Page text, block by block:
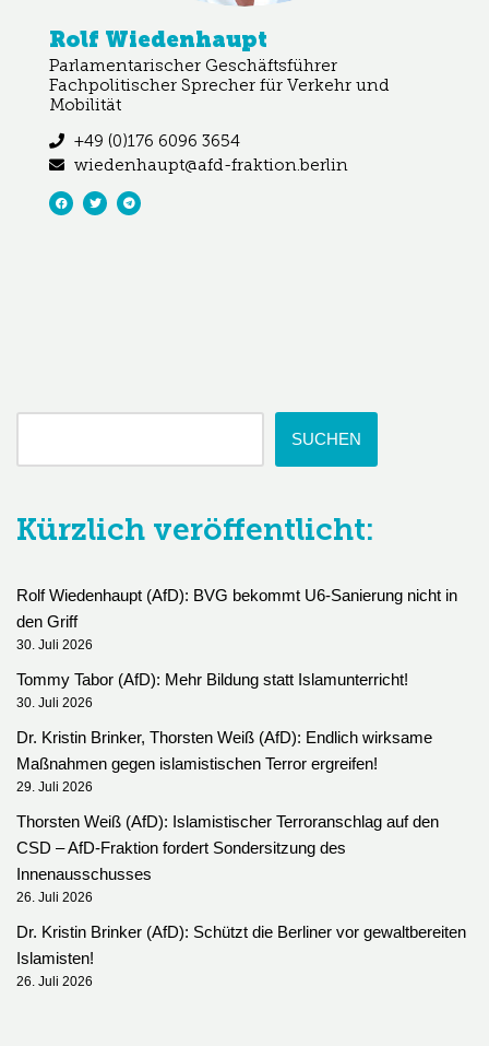
Rolf Wiedenhaupt
Parlamentarischer Geschäftsführer
Fachpolitischer Sprecher für Verkehr und
Mobilität
+49 (0)176 6096 3654
wiedenhaupt@afd-fraktion.berlin
SUCHEN
Kürzlich veröffentlicht:
Rolf Wiedenhaupt (AfD): BVG bekommt U6-Sanierung nicht in
den Griff
30. Juli 2026
Tommy Tabor (AfD): Mehr Bildung statt Islamunterricht!
30. Juli 2026
Dr. Kristin Brinker, Thorsten Weiß (AfD): Endlich wirksame
Maßnahmen gegen islamistischen Terror ergreifen!
29. Juli 2026
Thorsten Weiß (AfD): Islamistischer Terroranschlag auf den
CSD – AfD-Fraktion fordert Sondersitzung des
Innenausschusses
26. Juli 2026
Dr. Kristin Brinker (AfD): Schützt die Berliner vor gewaltbereiten
Islamisten!
26. Juli 2026